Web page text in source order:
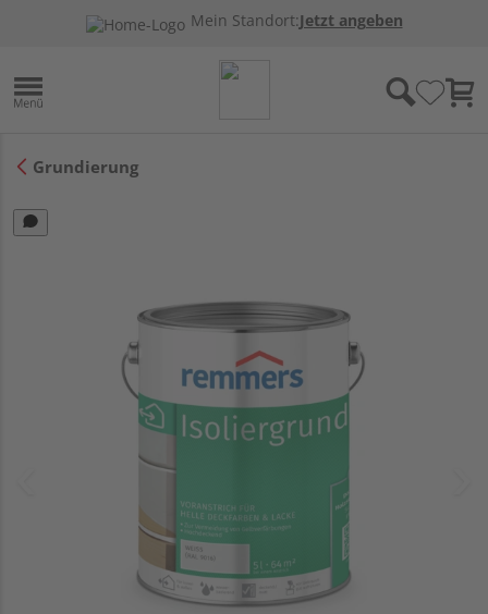
Mein Standort:Jetzt angeben
Grundierung